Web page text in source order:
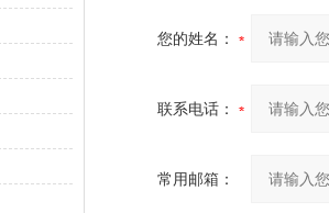
您的姓名：
联系电话：
常用邮箱：